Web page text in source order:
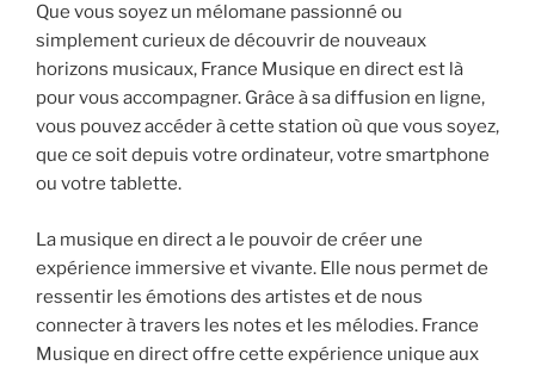
Que vous soyez un mélomane passionné ou
simplement curieux de découvrir de nouveaux
horizons musicaux, France Musique en direct est là
pour vous accompagner. Grâce à sa diffusion en ligne,
vous pouvez accéder à cette station où que vous soyez,
que ce soit depuis votre ordinateur, votre smartphone
ou votre tablette.
La musique en direct a le pouvoir de créer une
expérience immersive et vivante. Elle nous permet de
ressentir les émotions des artistes et de nous
connecter à travers les notes et les mélodies. France
Musique en direct offre cette expérience unique aux